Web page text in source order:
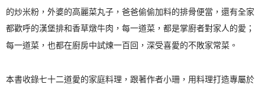
的炒米粉，外婆的高麗菜丸子，爸爸偷偷加料的排骨便當，還有全家
都歡呼的漢堡排和香草燉牛肉，每一道菜，都是掌廚者對家人的愛；
每一道菜，也都在廚房中試煉一百回，深受喜愛的不敗家常菜。
本書收錄七十二道愛的家庭料理，跟著作者小珊，用料理打造專屬於